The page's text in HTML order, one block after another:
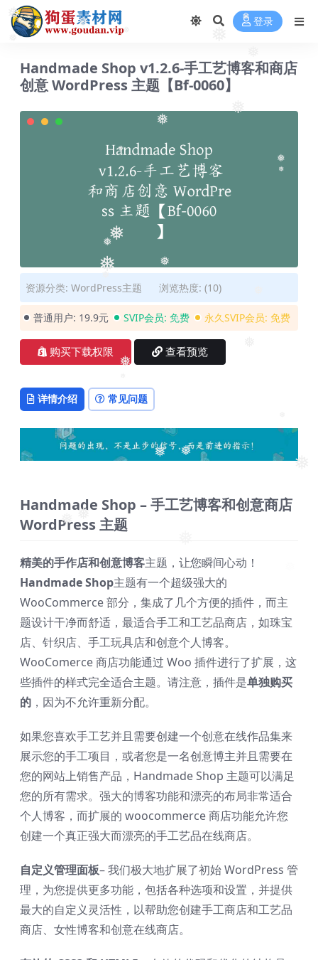
❅
❅
❅
❅
❅
❅
❅
❅
❅
❅
❅
❅
❅
❅
❅ ❅
登录
Handmade Shop v1.2.6-手工艺博客和商店
创意 WordPress 主题【Bf-0060】
资源分类: WordPress主题 浏览热度: (10)
普通用户: 19.9元 SVIP会员: 免费 永久SVIP会员: 免费
购买下载权限 查看预览
详情介绍 常见问题
Handmade Shop – 手工艺博客和创意商店
WordPress 主题
精美的手作店和创意博客主题，让您瞬间心动！
Handmade Shop主题有一个超级强大的
WooCommerce 部分，集成了几个方便的插件，而主
题设计干净而舒适，最适合手工和工艺品商店，如珠宝
店、针织店、手工玩具店和创意个人博客。
WooComerce 商店功能通过 Woo 插件进行了扩展，这
些插件的样式完全适合主题。请注意，插件是单独购买
的 ，因为不允许重新分配。
如果您喜欢手工艺并且需要创建一个创意在线作品集来
展示您的手工项目，或者您是一名创意博主并且需要在
您的网站上销售产品，Handmade Shop 主题可以满足
您的所有需求。强大的博客功能和漂亮的布局非常适合
个人博客，而扩展的 woocommerce 商店功能允许您
创建一个真正强大而漂亮的手工艺品在线商店。
自定义管理面板– 我们极大地扩展了初始 WordPress 管
理，为您提供更多功能，包括各种选项和设置，并提供
最大的自定义灵活性，以帮助您创建手工商店和工艺品
商店、女性博客和创意在线商店。